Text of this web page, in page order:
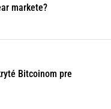
markete?
Bitcoinom pre